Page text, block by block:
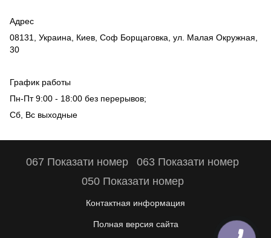
Адрес
08131, Украина, Киев, Соф Борщаговка, ул. Малая Окружная,
30
График работы
Пн-Пт 9:00 - 18:00 без перерывов;
Сб, Вс выходные
067 Показати номер
063 Показати номер
050 Показати номер
Контактная информация
Полная версия сайта